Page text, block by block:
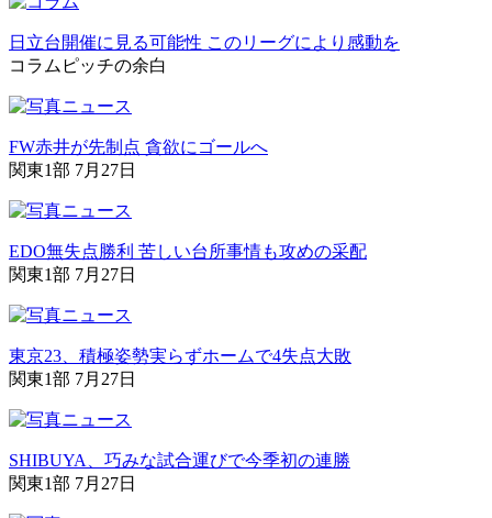
日立台開催に見る可能性 このリーグにより感動を
コラム ピッチの余白
FW赤井が先制点 貪欲にゴールへ
関東1部 7月27日
EDO無失点勝利 苦しい台所事情も攻めの采配
関東1部 7月27日
東京23、積極姿勢実らずホームで4失点大敗
関東1部 7月27日
SHIBUYA、巧みな試合運びで今季初の連勝
関東1部 7月27日